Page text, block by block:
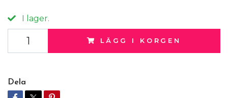
I lager.
LÄGG I KORGEN
Dela